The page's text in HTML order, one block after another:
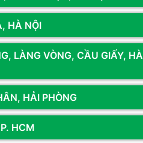
TOÀN QUỐC
CƠ SỞ 5
HÀ NỘI
LÀNG VÒNG, CẦU GIẤY, HÀ
HẢI PHÒNG
HCM